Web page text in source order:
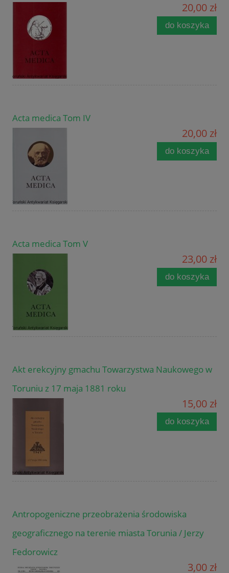
20,00 zł
do koszyka
Acta medica Tom IV
20,00 zł
do koszyka
Acta medica Tom V
23,00 zł
do koszyka
Akt erekcyjny gmachu Towarzystwa Naukowego w
Toruniu z 17 maja 1881 roku
15,00 zł
do koszyka
Antropogeniczne przeobrażenia środowiska
geograficznego na terenie miasta Torunia / Jerzy
Fedorowicz
3,00 zł